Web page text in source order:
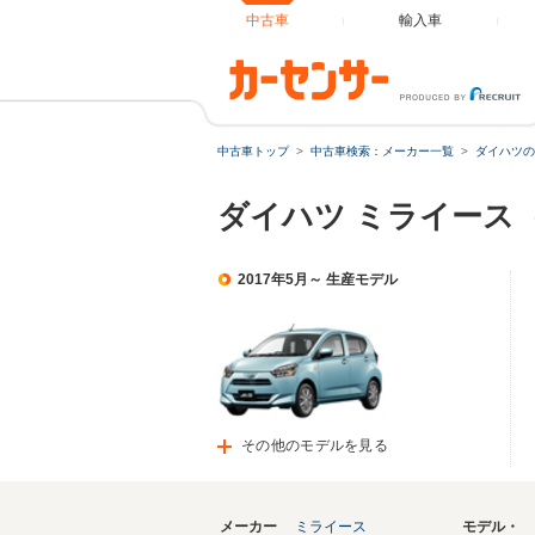
中古車 輸入車
中古車トップ 中古車検索：メーカー一覧 ダイハツ
ダイハツ ミライース
2017年5月～ 生産モデル
その他のモデルを見る
メーカー ミライース モデル・